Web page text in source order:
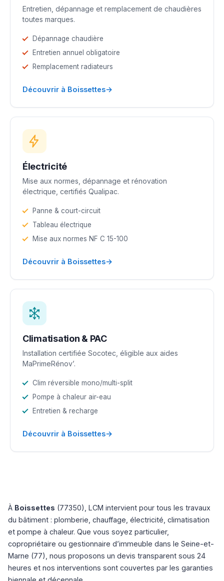
Entretien, dépannage et remplacement de chaudières
toutes marques.
Dépannage chaudière
Entretien annuel obligatoire
Remplacement radiateurs
Découvrir à Boissettes→
Électricité
Mise aux normes, dépannage et rénovation
électrique, certifiés Qualipac.
Panne & court-circuit
Tableau électrique
Mise aux normes NF C 15-100
Découvrir à Boissettes→
Climatisation & PAC
Installation certifiée Socotec, éligible aux aides
MaPrimeRénov’.
Clim réversible mono/multi-split
Pompe à chaleur air-eau
Entretien & recharge
Découvrir à Boissettes→
À Boissettes (77350), LCM intervient pour tous les travaux
du bâtiment : plomberie, chauffage, électricité, climatisation
et pompe à chaleur. Que vous soyez particulier,
copropriétaire ou gestionnaire d’immeuble dans le Seine-et-
Marne (77), nous proposons un devis transparent sous 24
heures et nos interventions sont couvertes par les garanties